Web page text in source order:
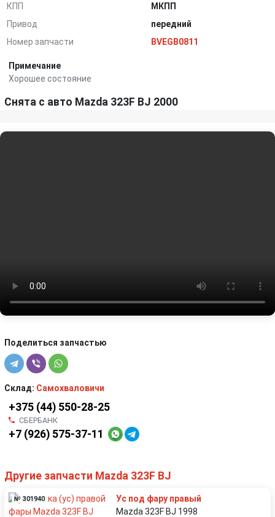
КПП
МКПП
Привод
передний
Номер запчасти
BVEGB0811
Примечание
Хорошее состояние
Снята с авто Mazda 323F BJ 2000
Поделиться запчастью
Склад: Самохваловичи
+375 (44) 550-28-25
СБЕРБАНК
+7 (926) 575-37-11
Другие запчасти Mazda 323F BJ
№ 301940
Ус под фару правый
Mazda 323F BJ 1998